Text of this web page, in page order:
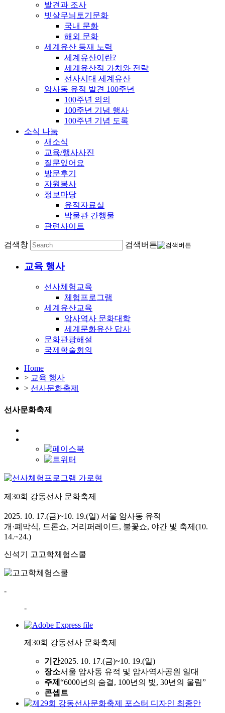
발견과 조사
빗살무늬토기문화
국내 문화
해외 문화
세계유산 등재 노력
세계유산이란?
세계유산적 가치와 전략
선사시대 세계유산
암사동 유적 발견 100주년
100주년 의의
100주년 기념 행사
100주년 기념 도록
소식 나눔
새소식
교육/행사사진
질문있어요
방문후기
자원봉사
정보마당
유적자료실
박물관 간행물
관련사이트
검색창 검색버튼
교육 행사
선사체험교육
체험프로그램
세계유산교육
암사역사 문화대학
세계문화유산 답사
문화관광해설
국제학술회의
Home
> 교육 행사
> 선사문화축제
선사문화축제
제30회 강동선사 문화축제
2025. 10. 17.(금)~10. 19.(일) 서울 암사동 유적
개·폐막식, 드론쇼, 거리퍼레이드, 불꽃쇼, 야간 빛 축제(10.
14.~24.)
신석기 고고학체험스쿨
-
-
제30회 강동선사 문화축제
기간2025. 10. 17.(금)~10. 19.(일)
장소서울 암사동 유적 및 암사역사공원 일대
주제 “6000년의 숨결, 100년의 빛, 30년의 울림”
콘셉트